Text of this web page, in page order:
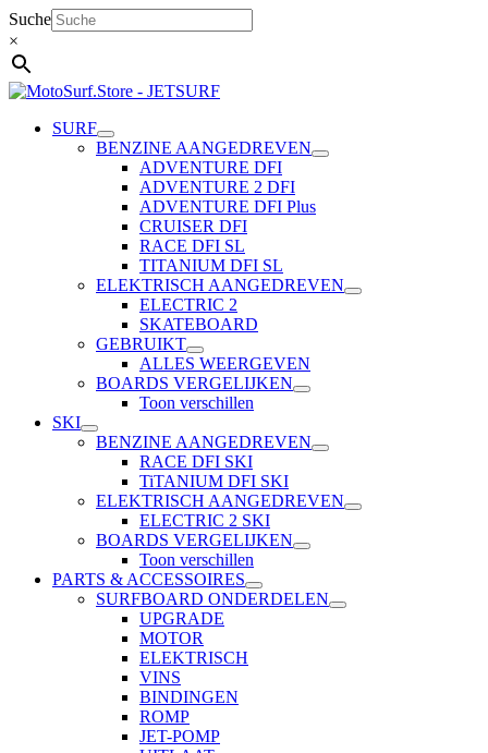
Ga
naar
de
inhoud
Suche
×
SURF
BENZINE AANGEDREVEN
ADVENTURE DFI
ADVENTURE 2 DFI
ADVENTURE DFI Plus
CRUISER DFI
RACE DFI SL
TITANIUM DFI SL
ELEKTRISCH AANGEDREVEN
ELECTRIC 2
SKATEBOARD
GEBRUIKT
ALLES WEERGEVEN
BOARDS VERGELIJKEN
Toon verschillen
SKI
BENZINE AANGEDREVEN
RACE DFI SKI
TiTANIUM DFI SKI
ELEKTRISCH AANGEDREVEN
ELECTRIC 2 SKI
BOARDS VERGELIJKEN
Toon verschillen
PARTS & ACCESSOIRES
SURFBOARD ONDERDELEN
UPGRADE
MOTOR
ELEKTRISCH
VINS
BINDINGEN
ROMP
JET-POMP